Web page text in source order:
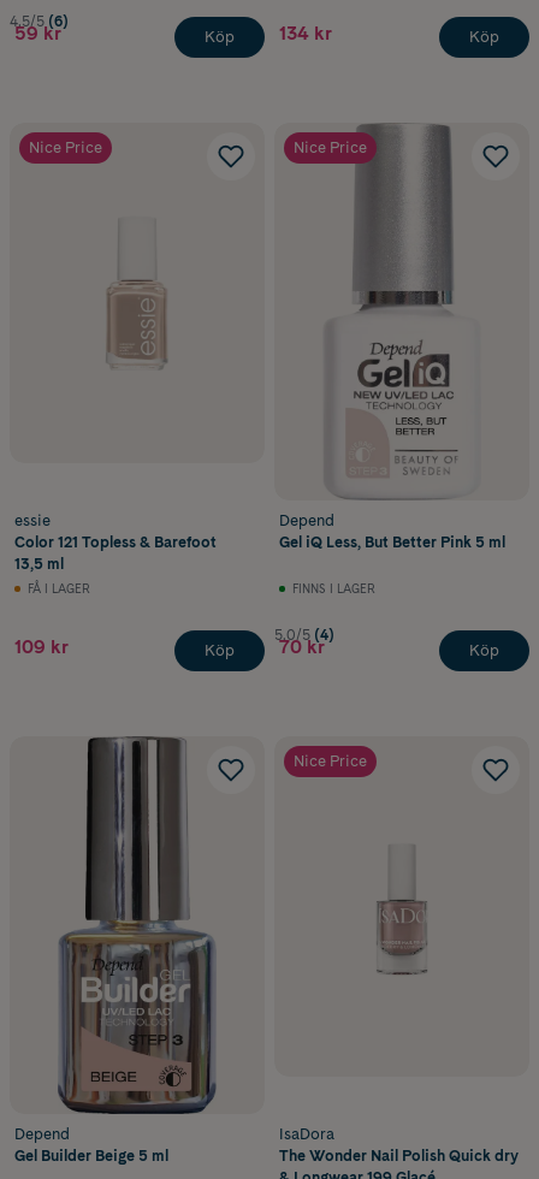
4.5/5 (6)
59 kr Köp 134 kr Köp
Nice Price
essie
Color 121 Topless & Barefoot
13,5 ml
FÅ I LAGER
109 kr Köp
Nice Price
Depend
Gel iQ Less, But Better Pink 5 ml
FINNS I LAGER
5.0/5 (4)
70 kr Köp
Depend
Gel Builder Beige 5 ml
Nice Price
IsaDora
The Wonder Nail Polish Quick dry